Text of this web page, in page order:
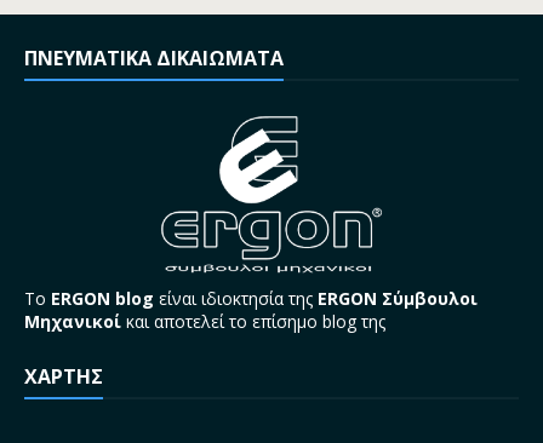
ΠΝΕΥΜΑΤΙΚΑ ΔΙΚΑΙΩΜΑΤΑ
Το ERGON blog είναι ιδιοκτησία της ERGON Σύμβουλοι
Μηχανικοί και αποτελεί το επίσημο blog της
ΧΑΡΤΗΣ